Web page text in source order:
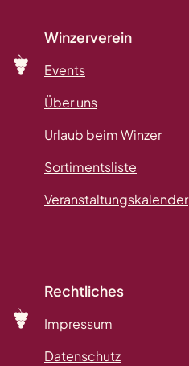
Winzerverein
Events
Über uns
Urlaub beim Winzer
Sortimentsliste
Veranstaltungskalender
Rechtliches
Impressum
Datenschutz